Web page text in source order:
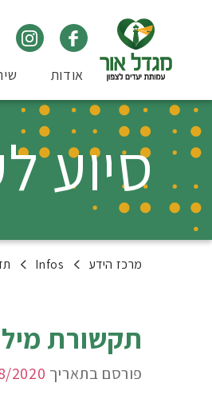
אודות
סיוע
מרכז הידע Infos
תקשורת
פורסם בתאריך 2020